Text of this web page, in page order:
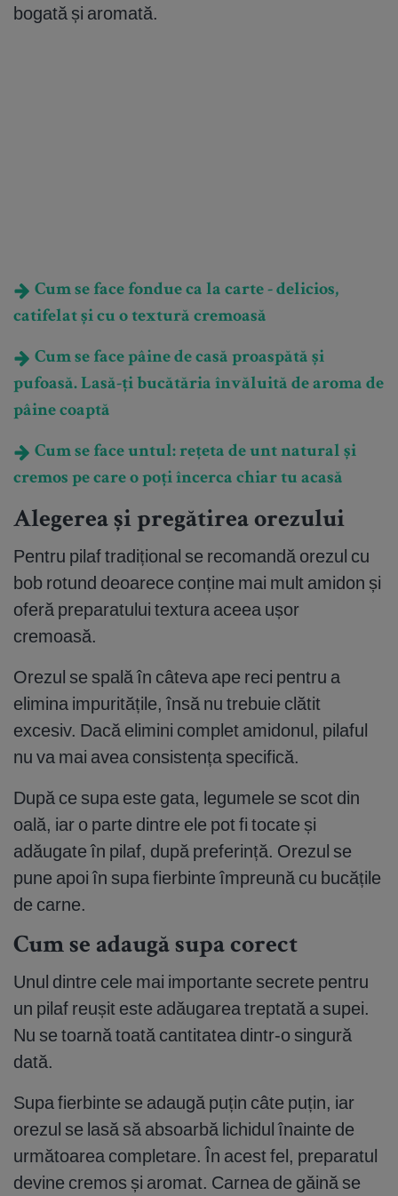
bogată și aromată.
Cum se face fondue ca la carte - delicios,
catifelat și cu o textură cremoasă
Cum se face pâine de casă proaspătă și
pufoasă. Lasă-ți bucătăria învăluită de aroma de
pâine coaptă
Cum se face untul: rețeta de unt natural și
cremos pe care o poți încerca chiar tu acasă
Alegerea și pregătirea orezului
Pentru pilaf tradițional se recomandă orezul cu
bob rotund deoarece conține mai mult amidon și
oferă preparatului textura aceea ușor
cremoasă.
Orezul se spală în câteva ape reci pentru a
elimina impuritățile, însă nu trebuie clătit
excesiv. Dacă elimini complet amidonul, pilaful
nu va mai avea consistența specifică.
După ce supa este gata, legumele se scot din
oală, iar o parte dintre ele pot fi tocate și
adăugate în pilaf, după preferință. Orezul se
pune apoi în supa fierbinte împreună cu bucățile
de carne.
Cum se adaugă supa corect
Unul dintre cele mai importante secrete pentru
un pilaf reușit este adăugarea treptată a supei.
Nu se toarnă toată cantitatea dintr-o singură
dată.
Supa fierbinte se adaugă puțin câte puțin, iar
orezul se lasă să absoarbă lichidul înainte de
următoarea completare. În acest fel, preparatul
devine cremos și aromat. Carnea de găină se